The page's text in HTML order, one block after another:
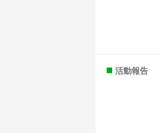
活動報告